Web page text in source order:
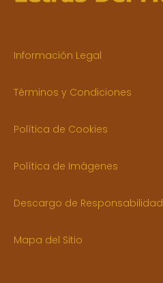
Información Legal
Términos y Condiciones
Política de Cookies
Política de Imágenes
Descargo de Responsabilidad
Mapa del Sitio